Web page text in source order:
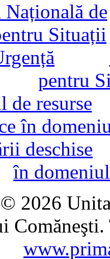
pentru
în
2026